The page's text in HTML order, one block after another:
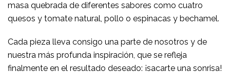
masa quebrada de diferentes sabores como cuatro
quesos y tomate natural, pollo o espinacas y bechamel.
Cada pieza lleva consigo una parte de nosotros y de
nuestra más profunda inspiración, que se refleja
finalmente en el resultado deseado: ¡sacarte una sonrisa!